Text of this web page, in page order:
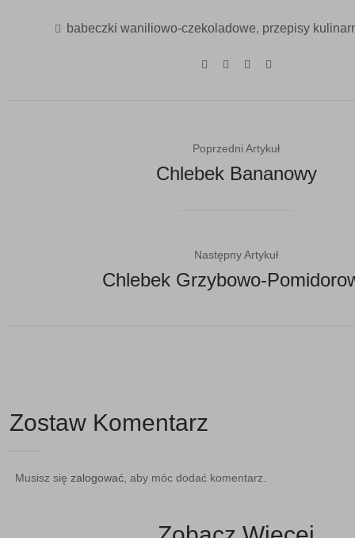
babeczki waniliowo-czekoladowe, przepisy
Poprzedni Artykuł
Chlebek Bananowy
Następny Artykuł
Chlebek Grzybowo-
Zostaw Komentarz
Musisz się zalogować, aby móc dodać komentarz.